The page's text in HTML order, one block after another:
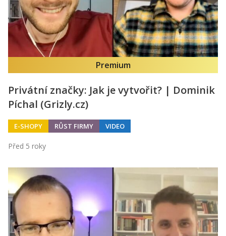
Premium
Privátní značky: Jak je vytvořit? | Dominik
Píchal (Grizly.cz)
E-SHOPY RŮST FIRMY VIDEO
Před 5 roky